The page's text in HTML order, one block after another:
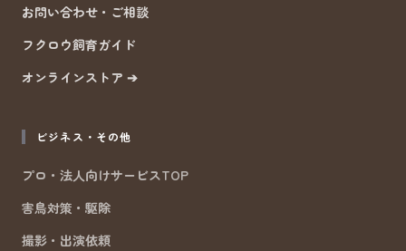
お問い合わせ・ご相談
フクロウ飼育ガイド
オンラインストア ➔
ビジネス・その他
プロ・法人向けサービスTOP
害鳥対策・駆除
撮影・出演依頼